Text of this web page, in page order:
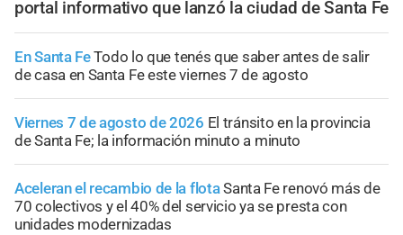
portal informativo que lanzó la ciudad de Santa Fe
En Santa FeTodo lo que tenés que saber antes de salir
de casa en Santa Fe este viernes 7 de agosto
Viernes 7 de agosto de 2026 El tránsito en la provincia
de Santa Fe; la información minuto a minuto
Aceleran el recambio de la flotaSanta Fe renovó más de
70 colectivos y el 40% del servicio ya se presta con
unidades modernizadas